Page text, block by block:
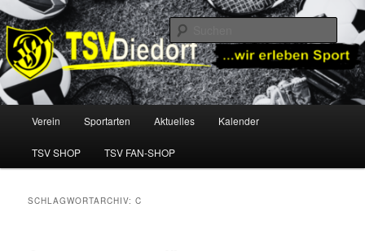
Zum
primären
Inhalt
springen
Zum
sekundären
Inhalt
springenTSV Diedorf
TSV Diedorf e.V.
Verein Sportarten Aktuelles Kalender
TSV SHOP TSV FAN-SHOP
SCHLAGWORTARCHIV:C